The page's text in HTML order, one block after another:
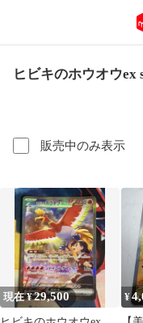
ヒビキのホウオウex
販売中のみ表示
現在 ¥29,500 ¥